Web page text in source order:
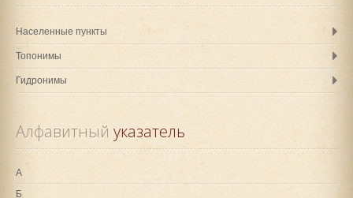
Населенные пункты
Топонимы
Гидронимы
Алфавитный указатель
А
Б